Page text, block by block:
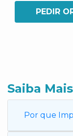
PEDIR
Saiba Mais
Por que